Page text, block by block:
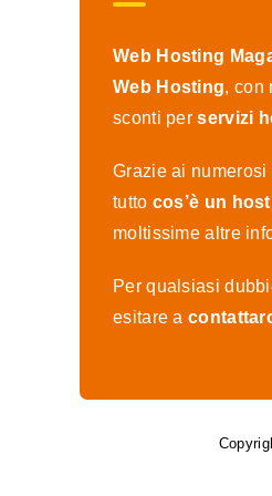
Web Hosting
Web Hosting, con
sconti perservizi
Grazie ai
tutto cos’è un
moltissime altre
Per qualsiasi
esitare a